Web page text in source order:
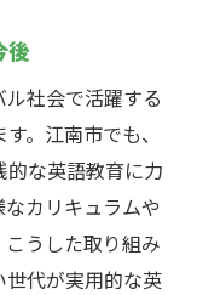
後
社会で活躍する
。江南市でも、
な英語教育に力
カリキュラムや
うした取り組み
代が実用的な英